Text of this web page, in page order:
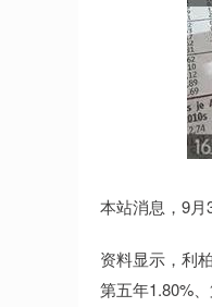
本站消息，9月
资料显示，利
第五年1.80%
深